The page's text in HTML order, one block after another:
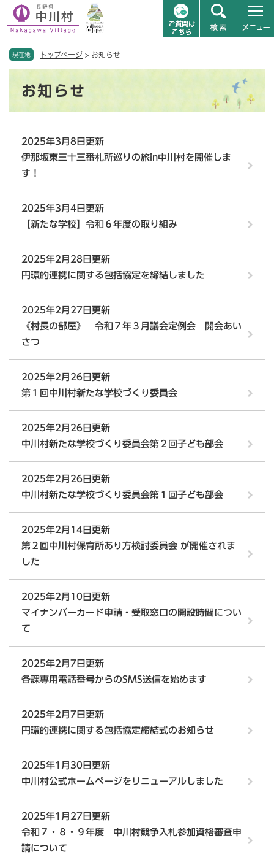
現在地 トップページ > お知らせ
お知らせ
2025年3月8日更新
伊那坂東三十三番札所巡りの旅in中川村を開催しま
す！
2025年3月4日更新
【新たな学校】令和６年度の取り組み
2025年2月28日更新
円環的連携に関する包括協定を締結しました
2025年2月27日更新
《村長の部屋》 令和７年３月議会定例会 開会あい
さつ
2025年2月26日更新
第１回中川村新たな学校づくり委員会
2025年2月26日更新
中川村新たな学校づくり委員会第２回子ども部会
2025年2月26日更新
中川村新たな学校づくり委員会第１回子ども部会
2025年2月14日更新
第２回中川村保育所あり方検討委員会 が開催されま
した
2025年2月10日更新
マイナンバーカード申請・受取窓口の開設時間につい
て
2025年2月7日更新
各課専用電話番号からのSMS送信を始めます
2025年2月7日更新
円環的連携に関する包括協定締結式のお知らせ
2025年1月30日更新
中川村公式ホームページをリニューアルしました
2025年1月27日更新
令和７・８・９年度 中川村競争入札参加資格審査申
請について